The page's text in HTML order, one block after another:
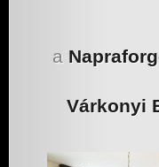
a
Várkonyi